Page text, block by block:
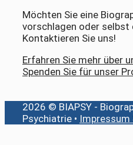
Möchten Sie eine
vorschlagen oder selbst
Kontaktieren Sie uns!
Erfahren Sie mehr über
Spenden Sie für unser
2026 © BIAPSY -
Psychiatrie •